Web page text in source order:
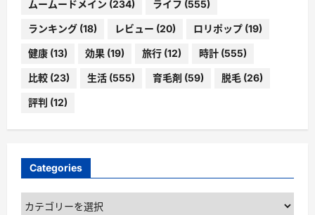
ムームードメイン (234) ライフ (555)
ランキング (18) レビュー (20) ロリポップ (19)
健康 (13) 効果 (19) 旅行 (12) 時計 (555)
比較 (23) 生活 (555) 育毛剤 (59) 脱毛 (26)
評判 (12)
Categories
Categories